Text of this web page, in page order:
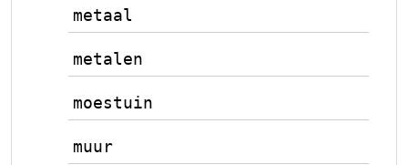
metaal
metalen
moestuin
muur